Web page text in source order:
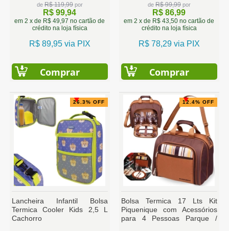
de R$ 119,99por
R$ 99,94
em 2 x de R$ 49,97 no cartão de
crédito na loja física
R$ 89,95 via PIX
Comprar
de R$ 99,99por
R$ 86,99
em 2 x de R$ 43,50 no cartão de
crédito na loja física
R$ 78,29 via PIX
Comprar
26.3% OFF
Lancheira Infantil Bolsa
Termica Cooler Kids 2,5 L
Cachorro
12.4% OFF
Bolsa Termica 17 Lts Kit
Piquenique com Acessórios
para 4 Pessoas Parque /